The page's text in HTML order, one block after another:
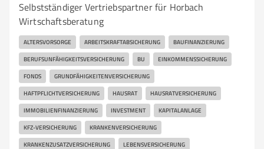
Selbstständiger Vertriebspartner für Horbach
Wirtschaftsberatung
ALTERSVORSORGE ARBEITSKRAFTABSICHERUNG BAUFINANZIERUNG
BERUFSUNFÄHIGKEITSVERSICHERUNG BU EINKOMMENSSICHERUNG
FONDS GRUNDFÄHIGKEITENVERSICHERUNG
HAFTPFLICHTVERSICHERUNG HAUSRAT HAUSRATVERSICHERUNG
IMMOBILIENFINANZIERUNG INVESTMENT KAPITALANLAGE
KFZ-VERSICHERUNG KRANKENVERSICHERUNG
KRANKENZUSATZVERSICHERUNG LEBENSVERSICHERUNG